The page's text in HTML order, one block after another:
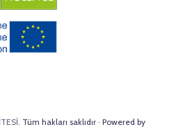
. Tüm hakları saklıdır · Powered by